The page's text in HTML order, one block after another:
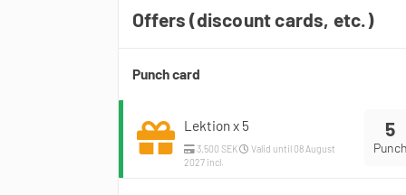
Offers (discount cards, etc.)
Punch card
5
Lektion x 5
3,500 SEK
Valid until 08 August
2027 incl.